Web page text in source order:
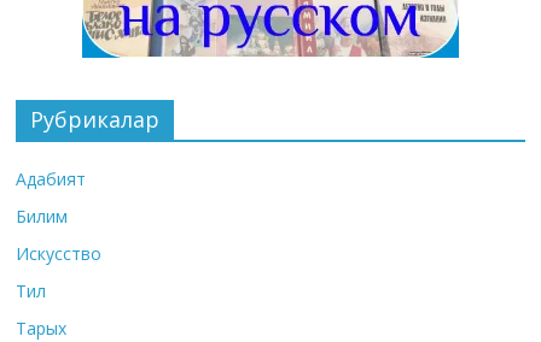
Рубрикалар
Адабият
Билим
Искусство
Тил
Тарых